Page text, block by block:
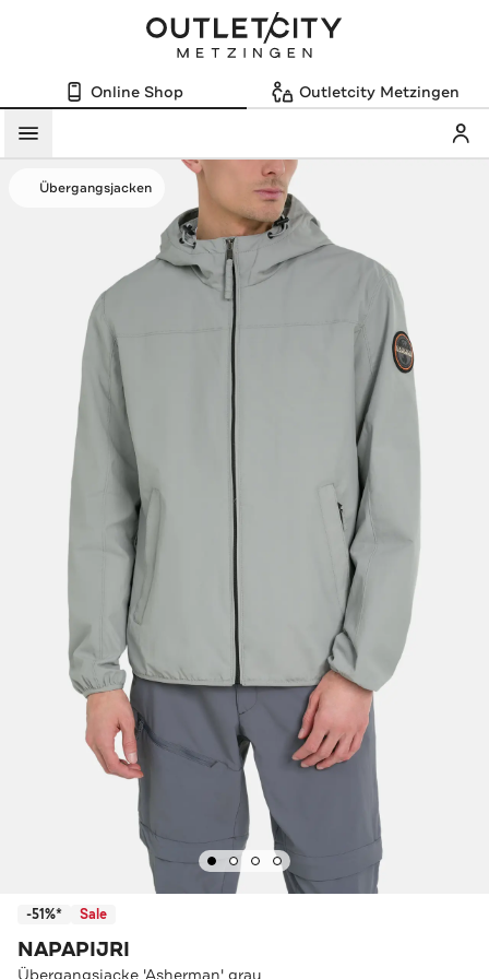
Online Shop Outletcity Metzingen
Menü
Übergangsjacken
-51%* Sale
NAPAPIJRI
Übergangsjacke 'Asherman' grau